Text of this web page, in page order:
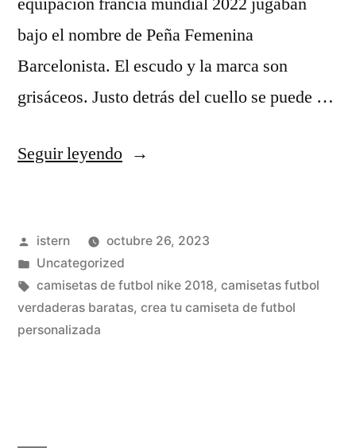
bajo el nombre de Peña Femenina
Barcelonista. El escudo y la marca son
grisáceos. Justo detrás del cuello se puede …
Seguir leyendo«shirteen93
Publicado
por
istern
octubre 26, 2023
Publicado
en
Uncategorized
Etiquetas:
camisetas de futbol nike 2018, camisetas futbol
verdaderas baratas, crea tu camiseta de futbol
personalizada